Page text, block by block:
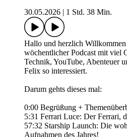
30.05.2026
1 Std. 38 Min.
Hallo und herzlich
wöchentlicher Podcast mit viel
Technik, YouTube, Abenteuer
Felix so interessiert.
Darum gehts dieses mal:
0:00 Begrüßung +
5:31 Ferrari Luce: Der Ferrari,
57:32 Starship Launch: Die
Aufnahmen des Jahres!